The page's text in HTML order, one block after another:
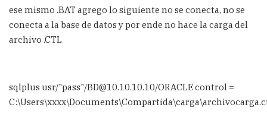
ese mismo .BAT agrego lo siguiente no se conecta, no se
conecta a la base de datos y por ende no hace la carga del
archivo .CTL
sqlplus usr/"pass"/BD@10.10.10.10/ORACLE control =